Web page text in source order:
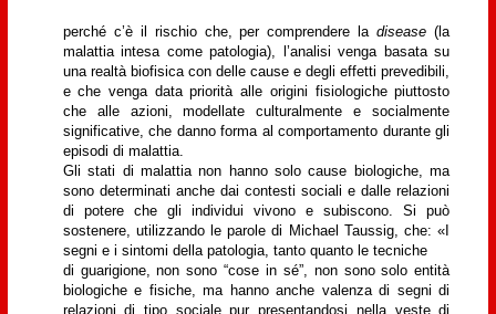
perché c’è il rischio che, per comprendere ladisease (la
malattia intesa come patologia), l’analisi venga basata su
una realtà biofisica con delle cause e degli effetti prevedibili,
e che venga data priorità alle origini fisiologiche piuttosto
che alle azioni, modellate culturalmente e socialmente
significative, che danno forma al comportamento durante gli
episodi di malattia.
Gli stati di malattia non hanno solo cause biologiche, ma
sono determinati anche dai contesti sociali e dalle relazioni
di potere che gli individui vivono e subiscono. Si può
sostenere, utilizzando le parole di Michael Taussig, che: «I
segni e i sintomi della patologia, tanto quanto le tecniche
di guarigione, non sono “cose in sé”, non sono solo entità
biologiche e fisiche, ma hanno anche valenza di segni di
relazioni di tipo sociale pur presentandosi nella veste di